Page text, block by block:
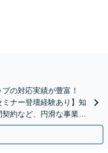
の対応実績が豊富！
ミナー登壇経験あり】知
約など、円滑な事業運
山駅10分】